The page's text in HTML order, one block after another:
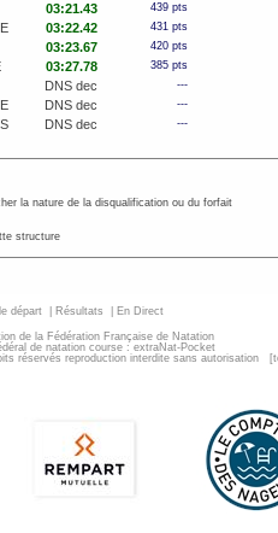
03:21.43 439 pts
03:22.42 431 pts
03:23.67 420 pts
03:27.78 385 pts
DNS dec ---
DNS dec ---
DNS dec ---
la nature de la disqualification ou du forfait
structure
départ Résultats En Direct
de la Fédération Française de Natation
de natation course : extraNat-Pocket
réservés reproduction interdite sans autorisation
[